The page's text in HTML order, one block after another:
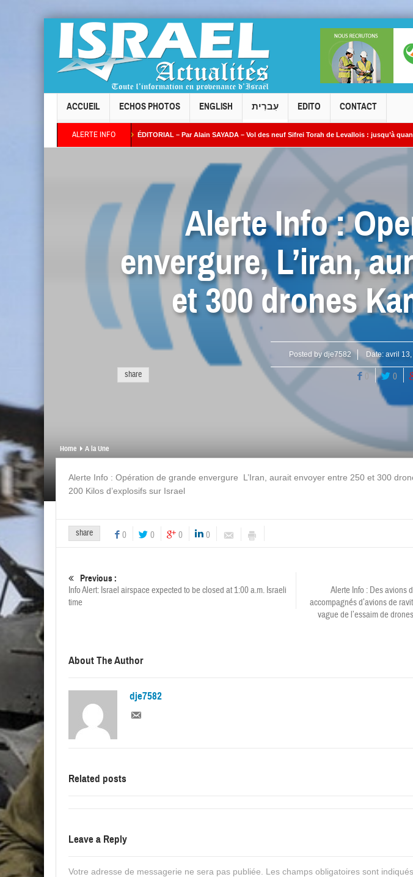
ACCUEIL ECHOS PHOTOS ENGLISH עִברִית EDITO CONTACT
ALERTE INFOÉDITORIAL – Par Alain SAYADA – Vol des neuf Sifrei Torah de Levallois : jusqu’à quand le silence
ses intentions : combien de temps l’Occident continuera-t-il à fermer les yeux ? »
Alerte Info :
envergure, L’iran,
et 300 drones
Posted bydje7582 Date: avril
share 0 0
Home A la Une
Alerte Info : Opération de grande envergure L’Iran, aurait envoyer entre 250 et 300
200 Kilos d’explosifs sur Israel
share 0 0 0 0
Previous :
Info Alert: Israel airspace expected to be closed at 1:00 a.m. Israeli
time
Alerte Info : Des avions
accompagnés d’avions de
vague de l’essaim de
About The Author
dje7582
Related posts
Leave a Reply
Votre adresse de messagerie ne sera pas publiée. Les champs obligatoires sont